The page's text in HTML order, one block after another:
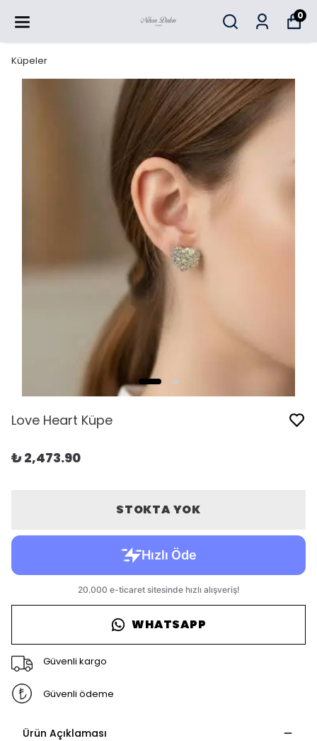
0
Küpeler
Love Heart Küpe
₺ 2,473.90
STOKTA YOK
WHATSAPP
Güvenli kargo
Güvenli ödeme
Ürün Açıklaması